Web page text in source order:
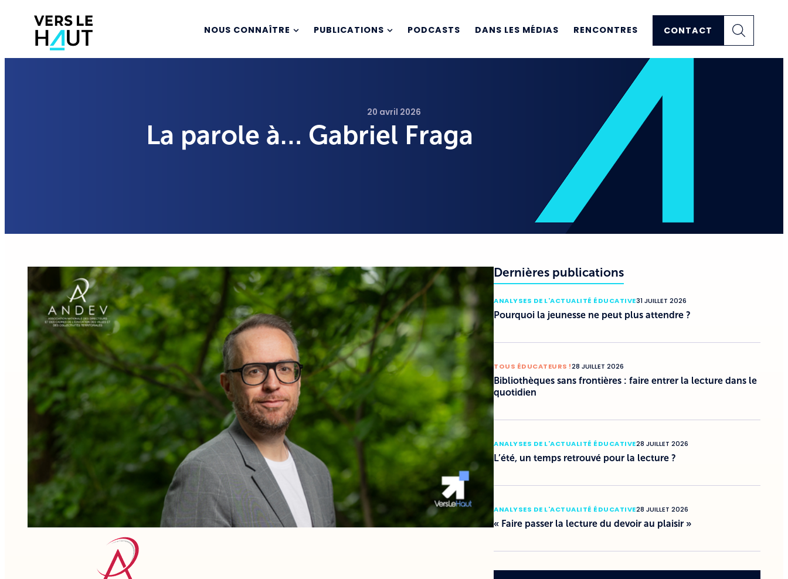
NOUS CONNAÎTRE PUBLICATIONS PODCASTS DANS LES MÉDIAS RENCONTRES CONTACT
20 avril 2026
La parole à… Gabriel Fraga
Dernières publications
ANALYSES DE L'ACTUALITÉ ÉDUCATIVE31 JUILLET 2026
Pourquoi la jeunesse ne peut plus attendre ?
TOUS ÉDUCATEURS !28 JUILLET 2026
Bibliothèques sans frontières : faire entrer la lecture dans le
quotidien
ANALYSES DE L'ACTUALITÉ ÉDUCATIVE28 JUILLET 2026
L’été, un temps retrouvé pour la lecture ?
ANALYSES DE L'ACTUALITÉ ÉDUCATIVE28 JUILLET 2026
« Faire passer la lecture du devoir au plaisir »